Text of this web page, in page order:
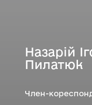
Назарій
Пилатюк
Член-